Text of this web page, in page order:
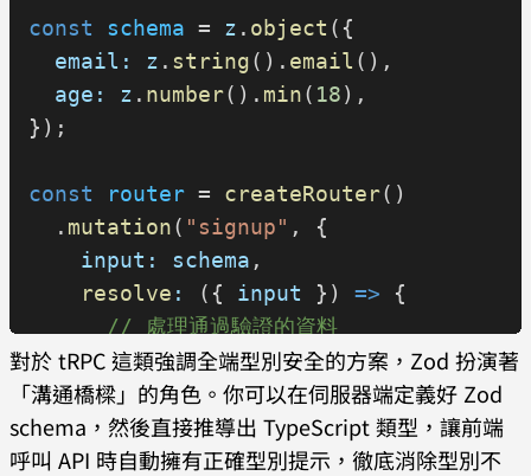
[e.target.name]:
. target
    setError
null
);
    setSuccess
false
);
  };
FormEvent
    e
preventDefault
();
    const
parseResult
=
safeParse({
      email:
email
      age:
Number(form. age ),
    });
(!parseResult. success) {
const schema = z . object ({
  email:
z . string(). email (),
  age:
z . number(). min( 18),
});
const router = createRouter()
  .
mutation( "signup" , {
    input:
schema ,
    resolve
: ({ input }) => {
      // 處理通過驗證的資料
      alert
("提交成功！");
    },
  });
對於 tRPC 這類強調全端型別安全的方案，Zod 扮演著
「溝通橋樑」的角色。你可以在伺服器端定義好 Zod
schema，然後直接推導出 TypeScript 類型，讓前端
呼叫 API 時自動擁有正確型別提示，徹底消除型別不